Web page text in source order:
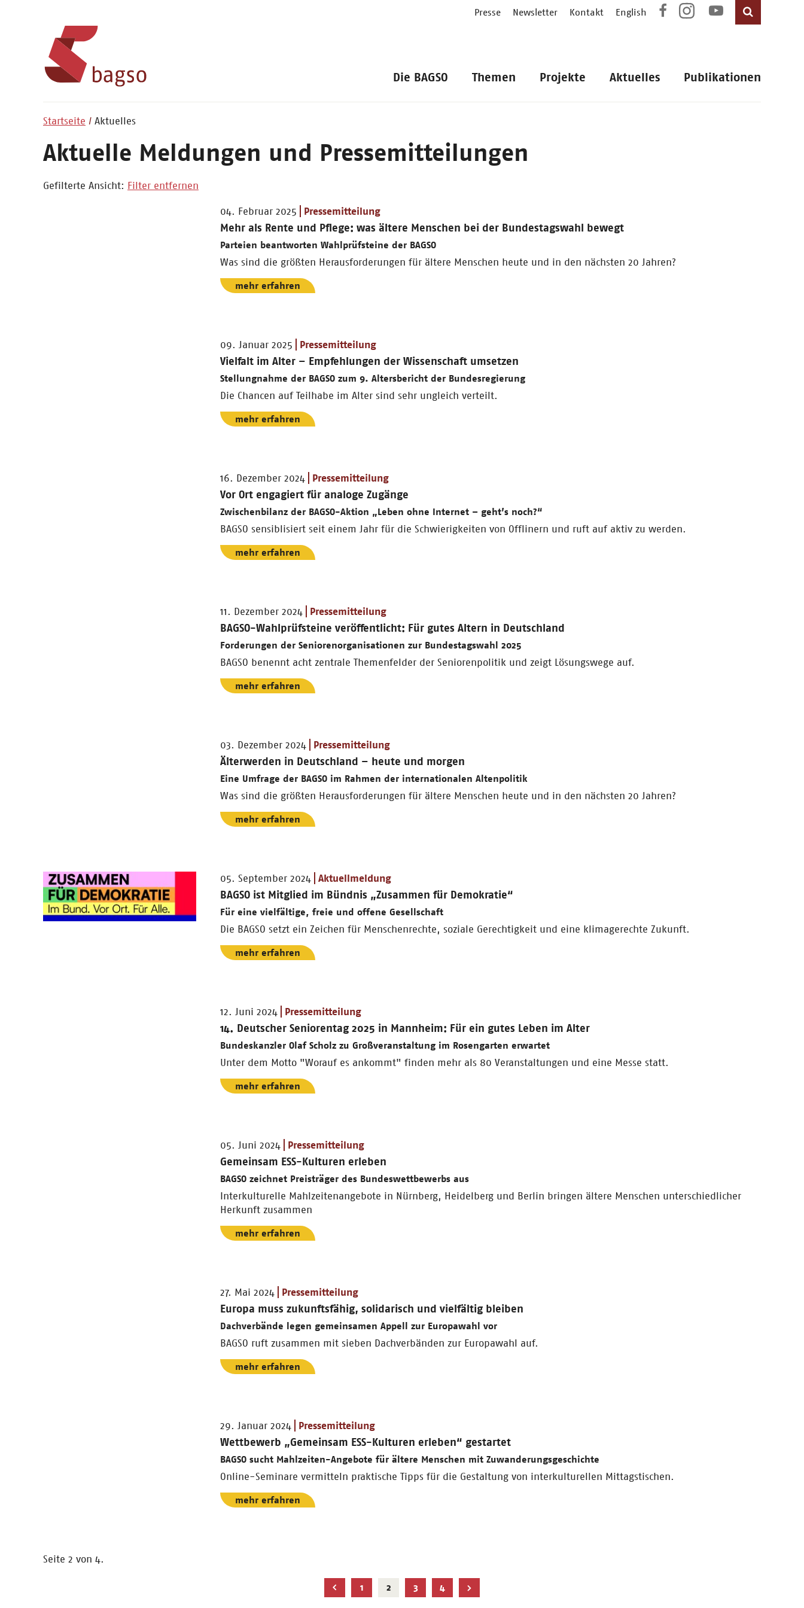
Presse Newsletter Kontakt English
Die BAGSO Themen Projekte Aktuelles Publikationen
Startseite Aktuelles
Aktuelle Meldungen und Pressemitteilungen
Gefilterte Ansicht: Filter entfernen
04. Februar 2025 Pressemitteilung
Mehr als Rente und Pflege: was ältere Menschen bei der Bundestagswahl bewegt
Parteien beantworten Wahlprüfsteine der BAGSO
Was sind die größten Herausforderungen für ältere Menschen heute und in den nächsten 20 Jahren?
mehr erfahren
09. Januar 2025 Pressemitteilung
Vielfalt im Alter – Empfehlungen der Wissenschaft umsetzen
Stellungnahme der BAGSO zum 9. Altersbericht der Bundesregierung
Die Chancen auf Teilhabe im Alter sind sehr ungleich verteilt.
mehr erfahren
16. Dezember 2024 Pressemitteilung
Vor Ort engagiert für analoge Zugänge
Zwischenbilanz der BAGSO-Aktion „Leben ohne Internet – geht’s noch?“
BAGSO sensiblisiert seit einem Jahr für die Schwierigkeiten von Offlinern und ruft auf aktiv zu werden.
mehr erfahren
11. Dezember 2024 Pressemitteilung
BAGSO-Wahlprüfsteine veröffentlicht: Für gutes Altern in Deutschland
Forderungen der Seniorenorganisationen zur Bundestagswahl 2025
BAGSO benennt acht zentrale Themenfelder der Seniorenpolitik und zeigt Lösungswege auf.
mehr erfahren
03. Dezember 2024 Pressemitteilung
Älterwerden in Deutschland – heute und morgen
Eine Umfrage der BAGSO im Rahmen der internationalen Altenpolitik
Was sind die größten Herausforderungen für ältere Menschen heute und in den nächsten 20 Jahren?
mehr erfahren
05. September 2024 Aktuellmeldung
BAGSO ist Mitglied im Bündnis „Zusammen für Demokratie“
Für eine vielfältige, freie und offene Gesellschaft
Die BAGSO setzt ein Zeichen für Menschenrechte, soziale Gerechtigkeit und eine klimagerechte Zukunft.
mehr erfahren
12. Juni 2024 Pressemitteilung
14. Deutscher Seniorentag 2025 in Mannheim: Für ein gutes Leben im Alter
Bundeskanzler Olaf Scholz zu Großveranstaltung im Rosengarten erwartet
Unter dem Motto "Worauf es ankommt" finden mehr als 80 Veranstaltungen und eine Messe statt.
mehr erfahren
05. Juni 2024 Pressemitteilung
Gemeinsam ESS-Kulturen erleben
BAGSO zeichnet Preisträger des Bundeswettbewerbs aus
Interkulturelle Mahlzeitenangebote in Nürnberg, Heidelberg und Berlin bringen ältere Menschen unterschiedlicher
Herkunft zusammen
mehr erfahren
27. Mai 2024 Pressemitteilung
Europa muss zukunftsfähig, solidarisch und vielfältig bleiben
Dachverbände legen gemeinsamen Appell zur Europawahl vor
BAGSO ruft zusammen mit sieben Dachverbänden zur Europawahl auf.
mehr erfahren
29. Januar 2024 Pressemitteilung
Wettbewerb „Gemeinsam ESS-Kulturen erleben“ gestartet
BAGSO sucht Mahlzeiten-Angebote für ältere Menschen mit Zuwanderungsgeschichte
Online-Seminare vermitteln praktische Tipps für die Gestaltung von interkulturellen Mittagstischen.
mehr erfahren
Seite 2 von 4.
1 2Aktuelle
Seite
3 4